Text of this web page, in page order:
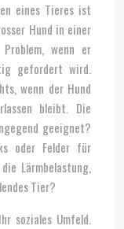
eines Tieres ist
Hund in einer
wenn er
gefordert wird.
wenn der Hund
bleibt. Die
geeignet?
oder Felder für
Lärmbelastung,
Tier?
soziales Umfeld.